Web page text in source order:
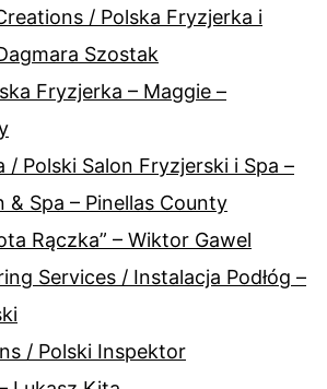
/ Polska Fryzjerka i
Szostak
Fryzjerka – Maggie –
/ Polski Salon Fryzjerski i Spa –
& Spa – Pinellas County
Rączka” – Wiktor Gawel
Services / Instalacja Podłóg –
/ Polski Inspektor